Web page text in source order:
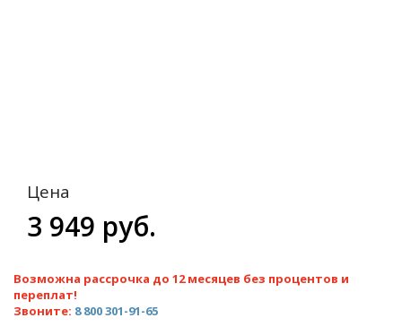
Цена
3 949 руб.
Возможна рассрочка до 12 месяцев без процентов и
переплат!
Звоните: 8 800 301-91-65